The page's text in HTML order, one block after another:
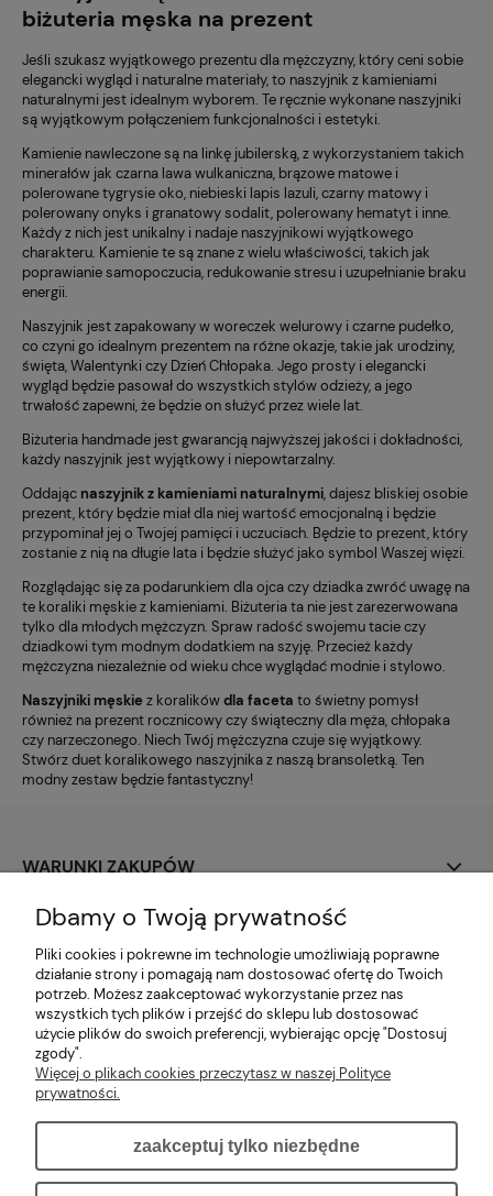
biżuteria męska na prezent
Jeśli szukasz wyjątkowego prezentu dla mężczyzny, który ceni sobie
elegancki wygląd i naturalne materiały, to naszyjnik z kamieniami
naturalnymi jest idealnym wyborem. Te ręcznie wykonane naszyjniki
są wyjątkowym połączeniem funkcjonalności i estetyki.
Kamienie nawleczone są na linkę jubilerską, z wykorzystaniem takich
minerałów jak czarna lawa wulkaniczna, brązowe matowe i
polerowane tygrysie oko, niebieski lapis lazuli, czarny matowy i
polerowany onyks i granatowy sodalit, polerowany hematyt i inne.
Każdy z nich jest unikalny i nadaje naszyjnikowi wyjątkowego
charakteru. Kamienie te są znane z wielu właściwości, takich jak
poprawianie samopoczucia, redukowanie stresu i uzupełnianie braku
energii.
Naszyjnik jest zapakowany w woreczek welurowy i czarne pudełko,
co czyni go idealnym prezentem na różne okazje, takie jak urodziny,
święta, Walentynki czy Dzień Chłopaka. Jego prosty i elegancki
wygląd będzie pasował do wszystkich stylów odzieży, a jego
trwałość zapewni, że będzie on służyć przez wiele lat.
Biżuteria handmade jest gwarancją najwyższej jakości i dokładności,
każdy naszyjnik jest wyjątkowy i niepowtarzalny.
Oddając naszyjnik z kamieniami naturalnymi, dajesz bliskiej osobie
prezent, który będzie miał dla niej wartość emocjonalną i będzie
przypominał jej o Twojej pamięci i uczuciach. Będzie to prezent, który
zostanie z nią na długie lata i będzie służyć jako symbol Waszej więzi.
Rozglądając się za podarunkiem dla ojca czy dziadka zwróć uwagę na
te koraliki męskie z kamieniami. Biżuteria ta nie jest zarezerwowana
tylko dla młodych mężczyzn. Spraw radość swojemu tacie czy
dziadkowi tym modnym dodatkiem na szyję. Przecież każdy
mężczyzna niezależnie od wieku chce wyglądać modnie i stylowo.
Naszyjniki męskiez koralikówdla faceta to świetny pomysł
również na prezent rocznicowy czy świąteczny dla męża, chłopaka
czy narzeczonego. Niech Twój mężczyzna czuje się wyjątkowy.
Stwórz duet koralikowego naszyjnika z naszą bransoletką. Ten
modny zestaw będzie fantastyczny!
WARUNKI ZAKUPÓW
PŁATNOŚCI I DOSTAWA
MOJE KONTO
O NAS
INFORMACJE DODATKOWE
pokaż pełną wersję strony
Dbamy o Twoją prywatność
Pliki cookies i pokrewne im technologie umożliwiają poprawne
działanie strony i pomagają nam dostosować ofertę do Twoich
potrzeb. Możesz zaakceptować wykorzystanie przez nas
wszystkich tych plików i przejść do sklepu lub dostosować
użycie plików do swoich preferencji, wybierając opcję "Dostosuj
zgody".
Więcej o plikach cookies przeczytasz w naszej Polityce
prywatności.
zaakceptuj tylko niezbędne